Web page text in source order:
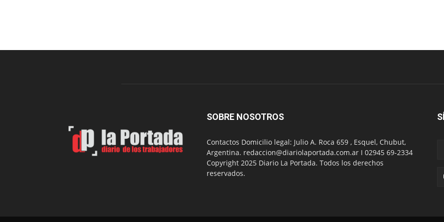
SOBRE NOSOTROS
Contactos Domicilio legal: Julio A. Roca 659 , Esquel, Chubut,
Argentina. redaccion@diariolaportada.com.ar I 02945 69-2334
Copyright 2025 Diario La Portada. Todos los derechos
reservados.